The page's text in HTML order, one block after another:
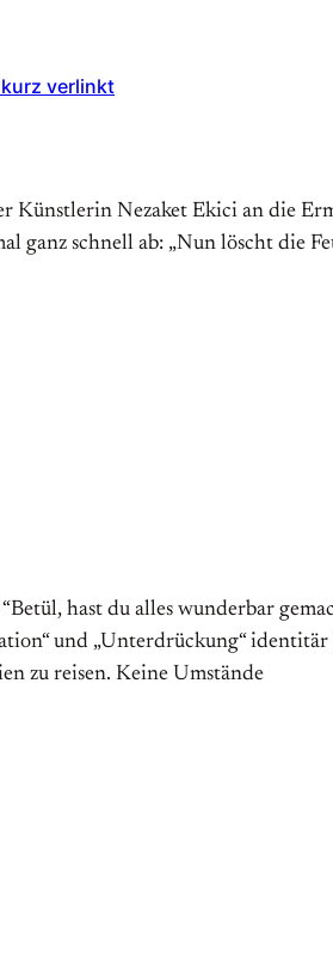
verlinkt
Künstlerin Nezaket Ekici an die
ganz schnell ab: „Nun löscht die
hast du alles wunderbar
und „Unterdrückung“ identitär
zu reisen. Keine Umstände